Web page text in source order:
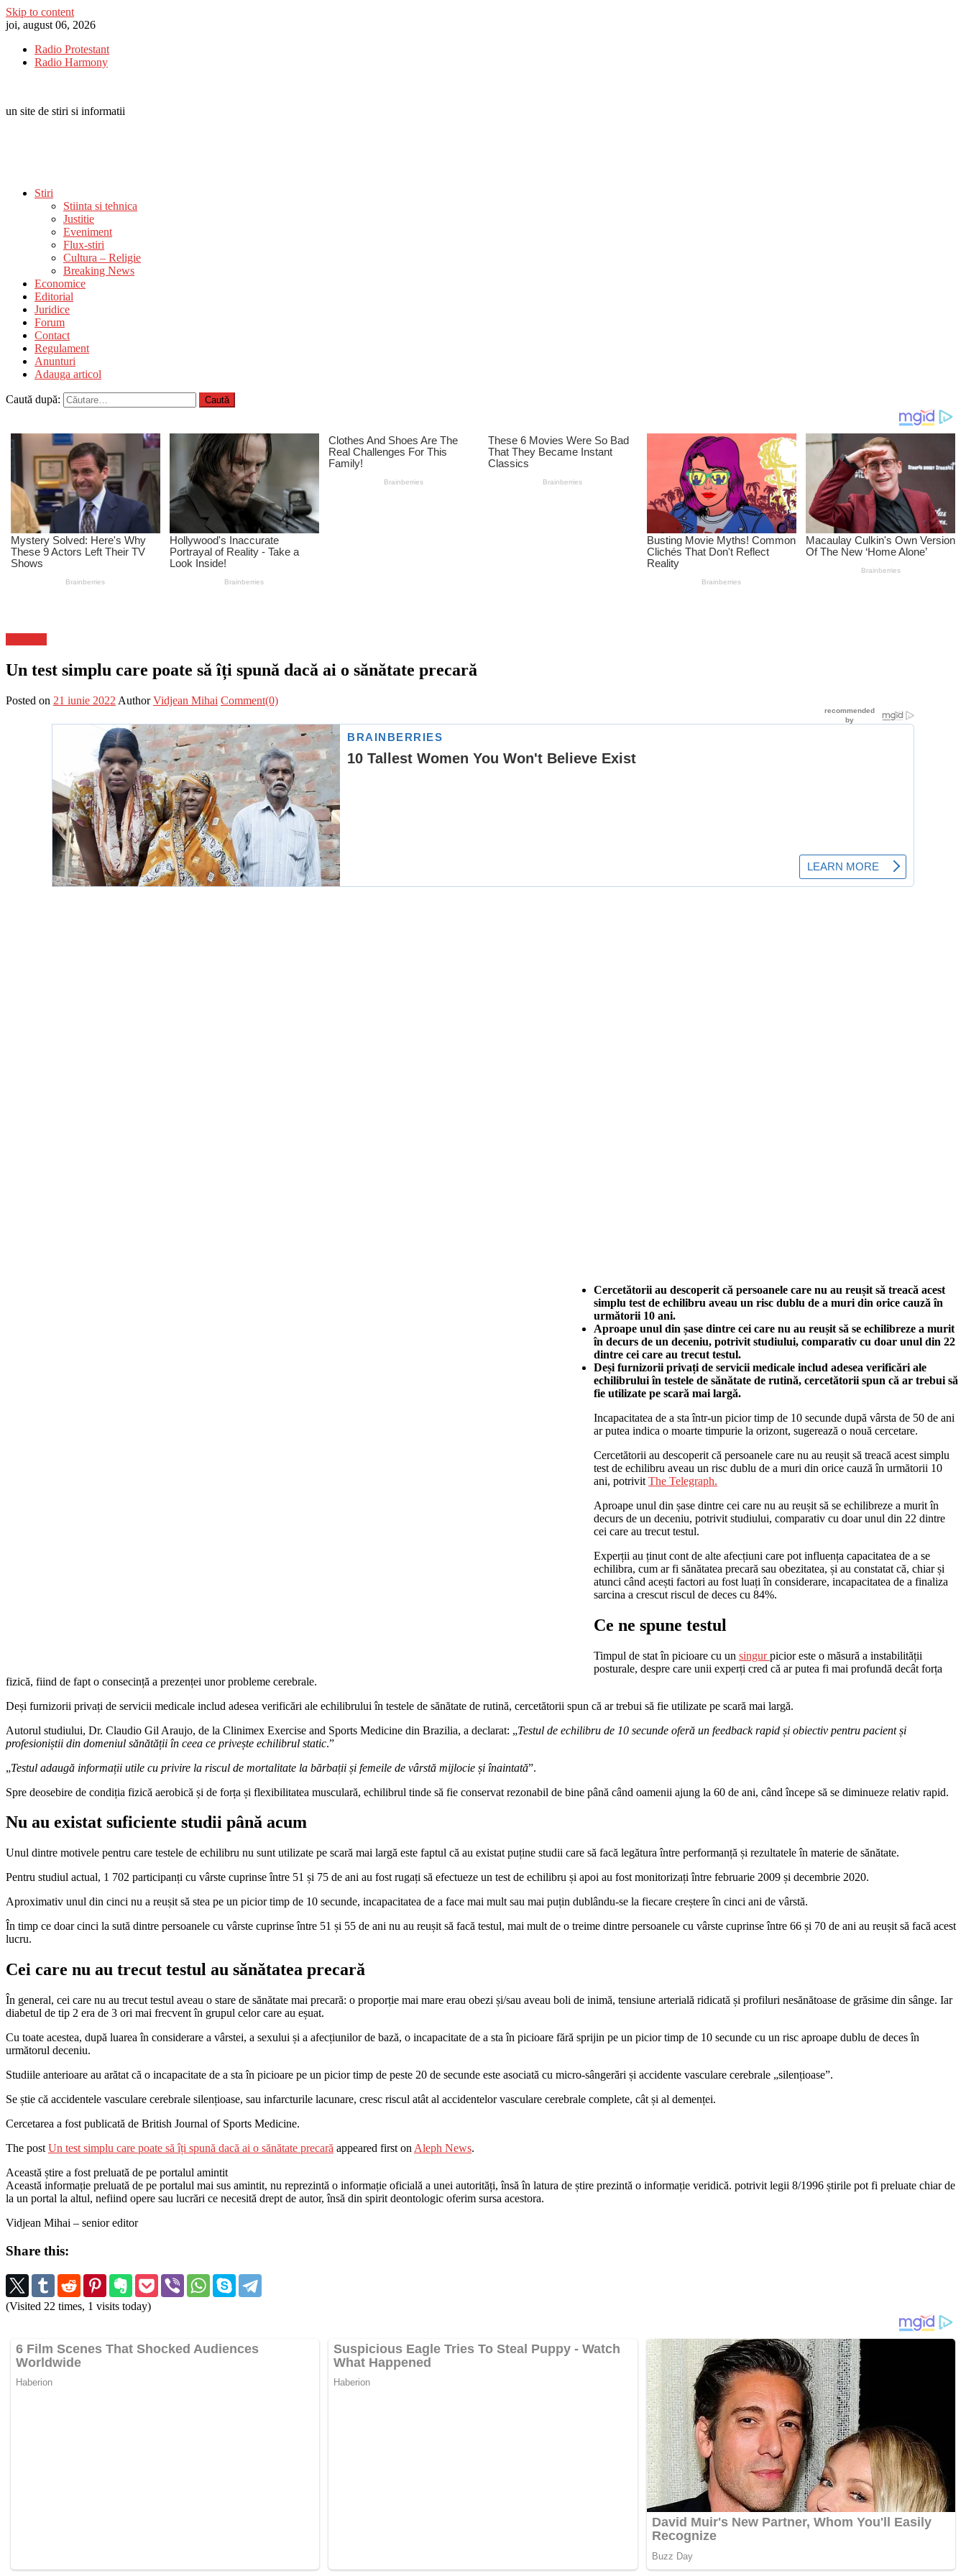
Skip to content
joi, august 06, 2026
Radio Protestant
Radio Harmony
un site de stiri si informatii
Stiri
Stiinta si tehnica
Justitie
Eveniment
Flux-stiri
Cultura – Religie
Breaking News
Economice
Editorial
Juridice
Forum
Contact
Regulament
Anunturi
Adauga articol
Caută după:
Un test simplu care poate să îți spună dacă ai o sănătate precară
Posted on 21 iunie 2022 Author Vidjean Mihai Comment(0)
Cercetătorii au descoperit că persoanele care nu au reușit să treacă acest
simplu test de echilibru aveau un risc dublu de a muri din orice cauză în
următorii 10 ani.
Aproape unul din șase dintre cei care nu au reușit să se echilibreze a murit
în decurs de un deceniu, potrivit studiului, comparativ cu doar unul din 22
dintre cei care au trecut testul.
Deși furnizorii privați de servicii medicale includ adesea verificări ale
echilibrului în testele de sănătate de rutină, cercetătorii spun că ar trebui să
fie utilizate pe scară mai largă.
Incapacitatea de a sta într-un picior timp de 10 secunde după vârsta de 50 de ani
ar putea indica o moarte timpurie la orizont, sugerează o nouă cercetare.
Cercetătorii au descoperit că persoanele care nu au reușit să treacă acest simplu
test de echilibru aveau un risc dublu de a muri din orice cauză în următorii 10
ani, potrivit The Telegraph.
Aproape unul din șase dintre cei care nu au reușit să se echilibreze a murit în
decurs de un deceniu, potrivit studiului, comparativ cu doar unul din 22 dintre
cei care au trecut testul.
Experții au ținut cont de alte afecțiuni care pot influența capacitatea de a se
echilibra, cum ar fi sănătatea precară sau obezitatea, și au constatat că, chiar și
atunci când acești factori au fost luați în considerare, incapacitatea de a finaliza
sarcina a crescut riscul de deces cu 84%.
Ce ne spune testul
Timpul de stat în picioare cu un singurpicior este o măsură a instabilității
posturale, despre care unii experți cred că ar putea fi mai profundă decât forța
fizică, fiind de fapt o consecință a prezenței unor probleme cerebrale.
Deși furnizorii privați de servicii medicale includ adesea verificări ale echilibrului în testele de sănătate de rutină, cercetătorii spun că ar trebui să fie utilizate pe scară mai largă.
Autorul studiului, Dr. Claudio Gil Araujo, de la Clinimex Exercise and Sports Medicine din Brazilia, a declarat: „Testul de echilibru de 10 secunde oferă un feedback rapid și obiectiv pentru pacient și
profesioniștii din domeniul sănătății în ceea ce privește echilibrul static.”
„Testul adaugă informații utile cu privire la riscul de mortalitate la bărbații și femeile de vârstă mijlocie și înaintată”.
Spre deosebire de condiția fizică aerobică și de forța și flexibilitatea musculară, echilibrul tinde să fie conservat rezonabil de bine până când oamenii ajung la 60 de ani, când începe să se diminueze relativ rapid.
Nu au existat suficiente studii până acum
Unul dintre motivele pentru care testele de echilibru nu sunt utilizate pe scară mai largă este faptul că au existat puține studii care să facă legătura între performanță și rezultatele în materie de sănătate.
Pentru studiul actual, 1 702 participanți cu vârste cuprinse între 51 și 75 de ani au fost rugați să efectueze un test de echilibru și apoi au fost monitorizați între februarie 2009 și decembrie 2020.
Aproximativ unul din cinci nu a reușit să stea pe un picior timp de 10 secunde, incapacitatea de a face mai mult sau mai puțin dublându-se la fiecare creștere în cinci ani de vârstă.
În timp ce doar cinci la sută dintre persoanele cu vârste cuprinse între 51 și 55 de ani nu au reușit să facă testul, mai mult de o treime dintre persoanele cu vârste cuprinse între 66 și 70 de ani au reușit să facă acest
lucru.
Cei care nu au trecut testul au sănătatea precară
În general, cei care nu au trecut testul aveau o stare de sănătate mai precară: o proporție mai mare erau obezi și/sau aveau boli de inimă, tensiune arterială ridicată și profiluri nesănătoase de grăsime din sânge. Iar
diabetul de tip 2 era de 3 ori mai frecvent în grupul celor care au eșuat.
Cu toate acestea, după luarea în considerare a vârstei, a sexului și a afecțiunilor de bază, o incapacitate de a sta în picioare fără sprijin pe un picior timp de 10 secunde cu un risc aproape dublu de deces în
următorul deceniu.
Studiile anterioare au arătat că o incapacitate de a sta în picioare pe un picior timp de peste 20 de secunde este asociată cu micro-sângerări și accidente vasculare cerebrale „silențioase”.
Se știe că accidentele vasculare cerebrale silențioase, sau infarcturile lacunare, cresc riscul atât al accidentelor vasculare cerebrale complete, cât și al demenței.
Cercetarea a fost publicată de British Journal of Sports Medicine.
The post Un test simplu care poate să îți spună dacă ai o sănătate precară appeared first on Aleph News.
Această știre a fost preluată de pe portalul amintit
Această informație preluată de pe portalul mai sus amintit, nu reprezintă o informație oficială a unei autorități, însă în latura de știre prezintă o informație veridică. potrivit legii 8/1996 știrile pot fi preluate chiar de
la un portal la altul, nefiind opere sau lucrări ce necesită drept de autor, însă din spirit deontologic oferim sursa acestora.
Vidjean Mihai – senior editor
Share this:
(Visited 22 times, 1 visits today)